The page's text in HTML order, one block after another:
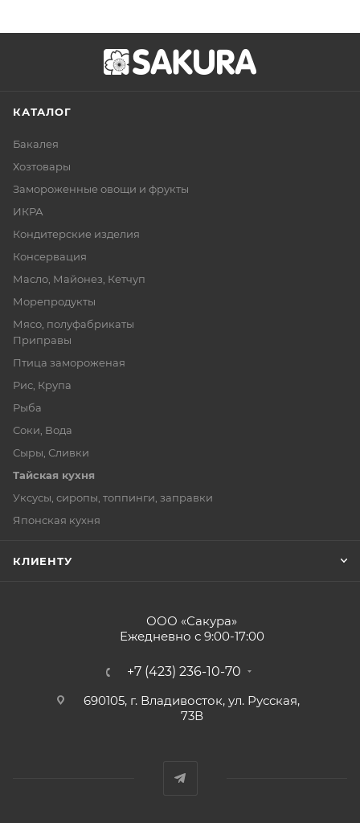
КАТАЛОГ
Бакалея
Хозтовары
Замороженные овощи и фрукты
ИКРА
Кондитерские изделия
Консервация
Масло, Майонез, Кетчуп
Морепродукты
Мясо, полуфабрикаты
Приправы
Птица замороженая
Рис, Крупа
Рыба
Соки, Вода
Сыры, Сливки
Тайская кухня
Уксусы, сиропы, топпинги, заправки
Японская кухня
КЛИЕНТУ
ООО «Сакура»
Ежедневно с 9:00-17:00
+7 (423) 236-10-70
690105, г. Владивосток, ул. Русская,
73В